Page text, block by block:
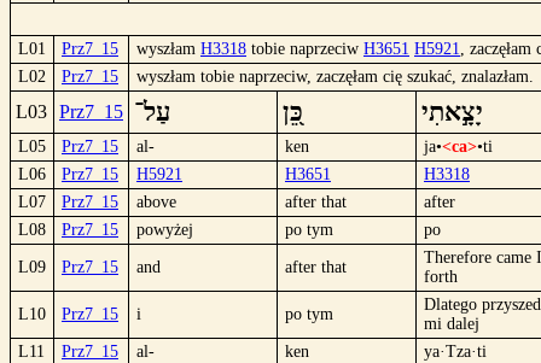
L01 Prz7_15 wyszłam H3318 tobie naprzeciw H3651 H5921,
L02
Prz7_15 wyszłam tobie naprzeciw, zaczęłam cię szukać, znalazłam.
L03 Prz7_15 עַל־ כֵּ֭ן יָצָ֣אתִי
L05 Prz7_15 al- ken ja•<ca>•ti
L06
Prz7_15 H5921 H3651
H3318
L07
Prz7_15 above after that
after
L08
Prz7_15 powyżej po tym po
L09 Prz7_15 and after that
Therefore came I
forth
L10 Prz7_15 i po tym
Dlatego
mi dalej
L11
Prz7_15 al- ken
ya·Tza·ti